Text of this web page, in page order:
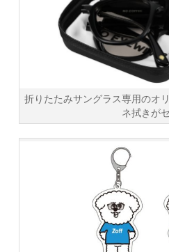
折りたたみサングラス専用のオ
ネ拭きが